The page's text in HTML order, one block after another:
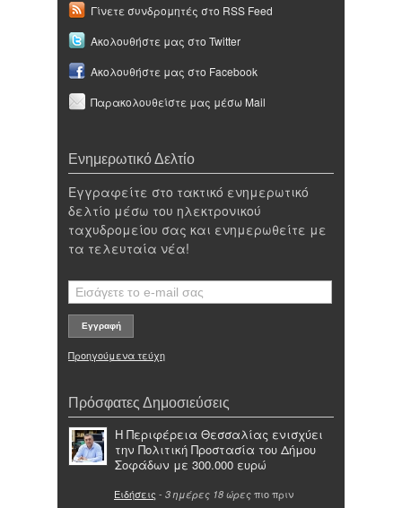
Γίνετε συνδρομητές στο RSS Feed
Ακολουθήστε μας στο Twitter
Ακολουθήστε μας στο Facebook
Παρακολουθείστε μας μέσω Mail
Ενημερωτικό Δελτίο
Εγγραφείτε στο τακτικό ενημερωτικό
δελτίο μέσω του ηλεκτρονικού
ταχυδρομείου σας και ενημερωθείτε με
τα τελευταία νέα!
Προηγούμενα τεύχη
Πρόσφατες Δημοσιεύσεις
Η Περιφέρεια Θεσσαλίας ενισχύει
την Πολιτική Προστασία του Δήμου
Σοφάδων με 300.000 ευρώ
Ειδήσεις - 3 ημέρες 18 ώρες πιο πριν